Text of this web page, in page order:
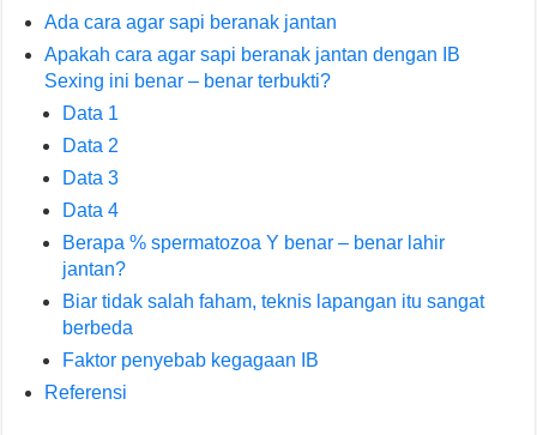
Ada cara agar sapi beranak jantan
Apakah cara agar sapi beranak jantan dengan IB
Sexing ini benar – benar terbukti?
Data 1
Data 2
Data 3
Data 4
Berapa % spermatozoa Y benar – benar lahir
jantan?
Biar tidak salah faham, teknis lapangan itu sangat
berbeda
Faktor penyebab kegagaan IB
Referensi